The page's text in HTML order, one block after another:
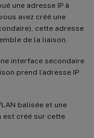
une adresse IP à
avez créé une
cette adresse
de la liaison.
interface secondaire
prend l’adresse IP
balisée et une
est créé sur cette